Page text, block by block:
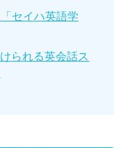
セイハ英語学
られる英会話ス